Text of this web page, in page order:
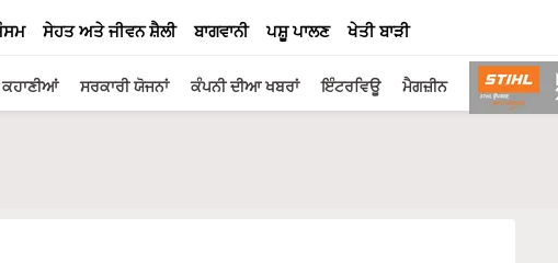
ਸੇਹਤ ਅਤੇ ਜੀਵਨ ਸ਼ੈਲੀ ਬਾਗਵਾਨੀ ਪਸ਼ੂ ਪਾਲਣ ਖੇਤੀ ਬਾੜੀ
ਸਰਕਾਰੀ ਯੋਜਨਾਂ ਕੰਪਨੀ ਦੀਆ ਖਬਰਾਂ ਇੰਟਰਵਿਊ ਮੈਗਜ਼ੀਨ